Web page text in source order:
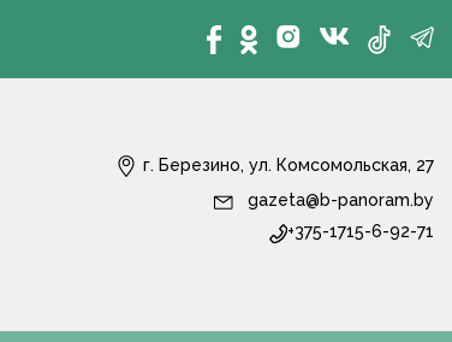
г. Березино, ул. Комсомольская, 27
gazeta@b-panoram.by
+375-1715-6-92-71